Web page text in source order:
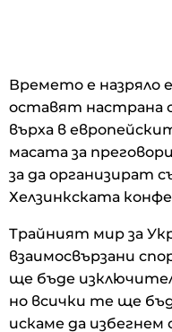
Времето е назряло
оставят настрана
върха в
масата за
за да организират
Хелзинкската
Трайният мир за
взаимосвързани
ще бъде
но всички те ще
искаме да